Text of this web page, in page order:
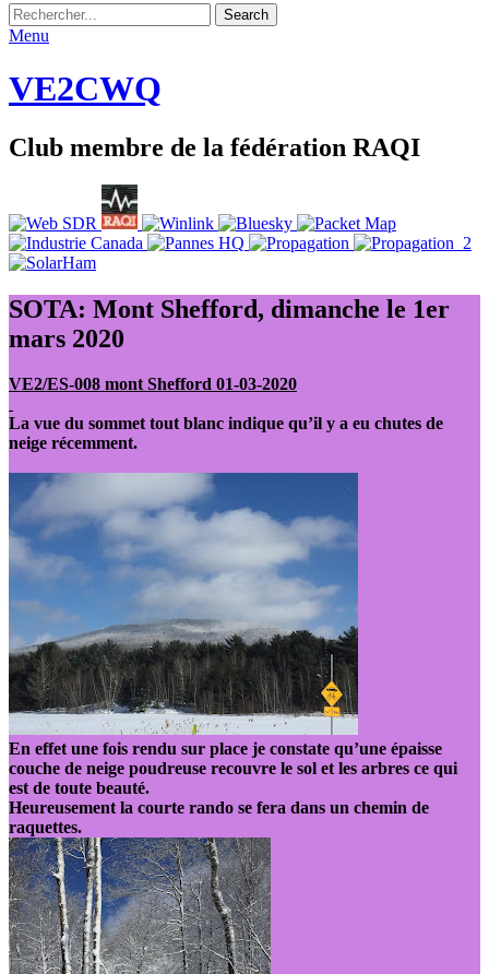
Rechercher
Recherche
pour
Menu
VE2CWQ
Club membre de la fédération RAQI
SOTA: Mont Shefford, dimanche le 1er
mars 2020
VE2/ES-008 mont Shefford 01-03-2020
La vue du sommet tout blanc indique qu’il y a eu chutes de
neige récemment.
En effet une fois rendu sur place je constate qu’une épaisse
couche de neige poudreuse recouvre le sol et les arbres ce qui
est de toute beauté.
Heureusement la courte rando se fera dans un chemin de
raquettes.